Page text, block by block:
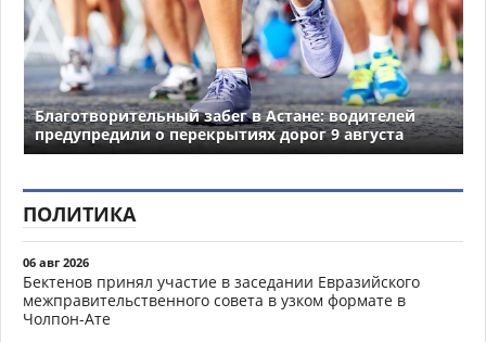
Благотворительный забег в Астане: водителей
предупредили о перекрытиях дорог 9 августа
ПОЛИТИКА
06 авг 2026
Бектенов принял участие в заседании Евразийского
межправительственного совета в узком формате в
Чолпон-Ате